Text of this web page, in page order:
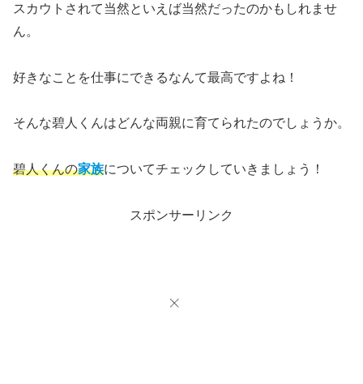
スカウトされて当然といえば当然だったのかもしれませ
ん。
好きなことを仕事にできるなんて最高ですよね！
そんな碧人くんはどんな両親に育てられたのでしょうか。
碧人くんの家族についてチェックしていきましょう！
スポンサーリンク